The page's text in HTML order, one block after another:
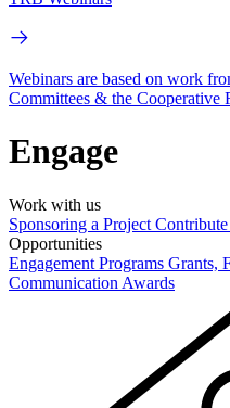
Webinars are based on work
Committees & the Cooperative
Engage
Work with us
Sponsoring a Project
Opportunities
Engagement Programs Grants,
Communication Awards